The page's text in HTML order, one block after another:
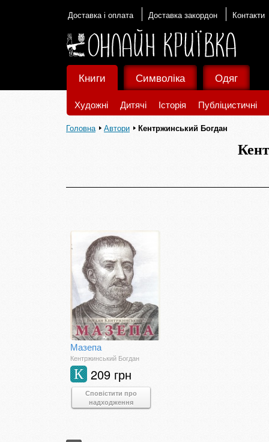
Доставка і оплата Доставка закордон Контакти
Книги
Художні Дитячі Історія Публіцистичні
Символіка Одяг
Головна Автори Кентржинський Богдан
Мазепа
Кентржинський Богдан
209 грн
К
Сповістити про
надходження